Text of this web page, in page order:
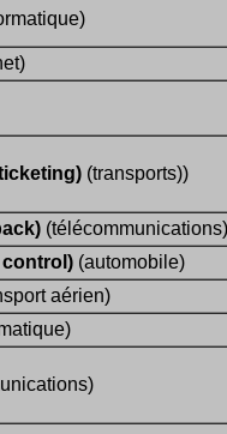
(transports))
(télécommunications)
control) (automobile)
aérien)